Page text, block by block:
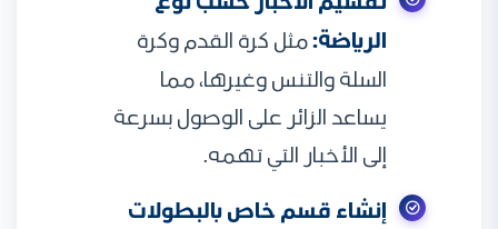
الرياضة:مثل كرة القدم وكرة
السلة والتنس وغيرها، مما
يساعد الزائر على الوصول بسرعة
إلى الأخبار التي تهمه.
إنشاء قسم خاص بالبطولات